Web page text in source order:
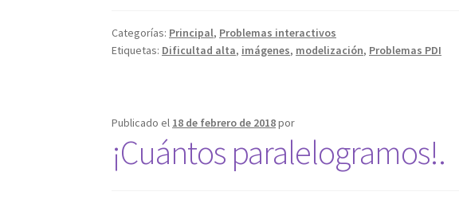
Categorías: Principal, Problemas interactivos
Etiquetas: Dificultad alta, imágenes, modelización, Problemas PDI
Publicado el 18 de febrero de 2018por
¡Cuántos paralelogramos!.